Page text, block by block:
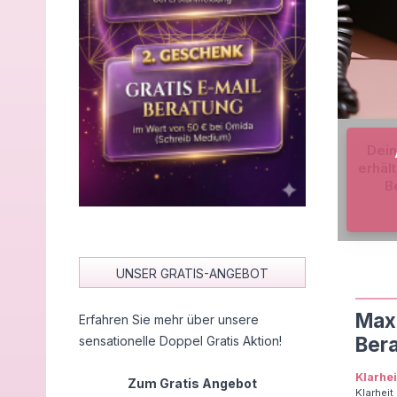
UNSER GRATIS-ANGEBOT
Erfahren Sie mehr über unsere
sensationelle Doppel Gratis Aktion!
Zum Gratis Angebot
Klarheit